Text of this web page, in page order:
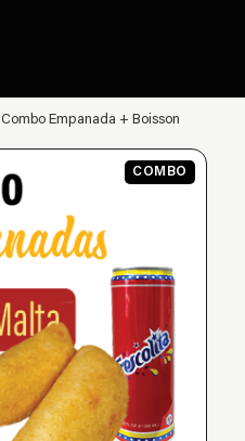
Combo Empanada + Boisson
COMBO